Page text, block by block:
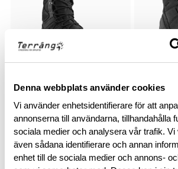
Denna webbplats använder cookies
Vi använder enhetsidentifierare för att
annonserna till användarna, tillhandahålla
sociala medier och analysera vår trafik. Vi
även sådana identifierare och annan
enhet till de sociala medier och annons-
SALOMON
2 995 kr
ECCO
High
1 248 kr2